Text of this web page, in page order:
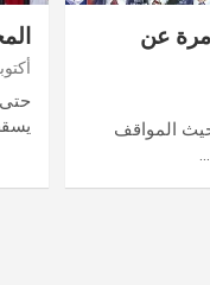
مرة عن
حيث المواقف
أكتوبر 7,